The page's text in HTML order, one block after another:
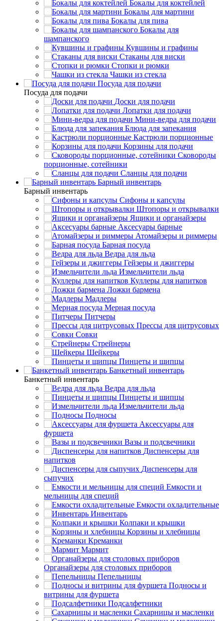
Бокалы для коктейлей
Бокалы для мартини
Бокалы для пива
Бокалы для
шампанского
Кувшины и графины
Стаканы для виски
Стопки и рюмки
Чашки из стекла
Посуда для подачи
Посуда для подачи
Доски для подачи
Лопатки для подачи
Мини-ведра для подачи
Блюда для запекания
Кастрюли порционные
Корзины для подачи
Сковороды
порционные, сотейники
Сланцы для подачи
Барный инвентарь
Барный инвентарь
Сифоны и капсулы
Штопоры и открывалки
Ящики и органайзеры
Аксесуары барные
Атомайзеры и риммеры
Барная посуда
Ведра для льда
Гейзеры и джиггеры
Измельчители льда
Куллеры для напитков
Ложки бармена
Мадлеры
Мерная посуда
Питчеры
Прессы для цитрусовых
Совки
Стрейнеры
Шейкеры
Пинцеты и щипцы
Банкетный инвентарь
Банкетный инвентарь
Ведра для льда
Пинцеты и щипцы
Измельчители льда
Подносы
Аксессуары для
фуршета
Вазы и подсвечники
Диспенсеры для
напитков
Диспенсеры для
сыпучих
Емкости и
мельницы для специй
Емкости охладительные
Инвентарь
Колпаки и крышки
Корзины и хлебницы
Креманки
Мармит
Органайзеры для столовых приборов
Пепельницы
Подносы и
витрины для фуршета
Подсалфетники
Сахарницы и масленки